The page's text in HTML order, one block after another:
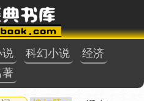
说 科幻小说
经济
著